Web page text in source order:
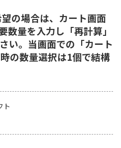
の場合は、カート画面
数量を入力し「再計算」
い。当画面での「カート
の数量選択は1個で結構
ト